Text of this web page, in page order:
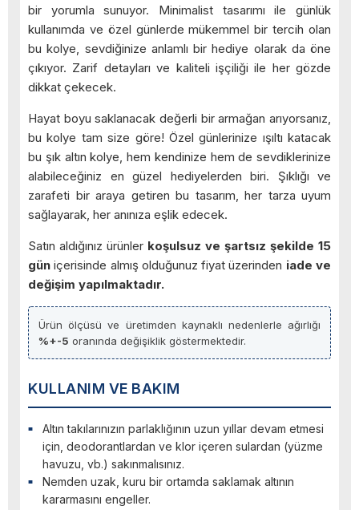
bir yorumla sunuyor. Minimalist tasarımı ile günlük
kullanımda ve özel günlerde mükemmel bir tercih olan
bu kolye, sevdiğinize anlamlı bir hediye olarak da öne
çıkıyor. Zarif detayları ve kaliteli işçiliği ile her gözde
dikkat çekecek.
Hayat boyu saklanacak değerli bir armağan arıyorsanız,
bu kolye tam size göre! Özel günlerinize ışıltı katacak
bu şık altın kolye, hem kendinize hem de sevdiklerinize
alabileceğiniz en güzel hediyelerden biri. Şıklığı ve
zarafeti bir araya getiren bu tasarım, her tarza uyum
sağlayarak, her anınıza eşlik edecek.
Satın aldığınız ürünler koşulsuz ve şartsız şekilde 15
gün içerisinde almış olduğunuz fiyat üzerinden iade ve
değişim yapılmaktadır.
Ürün ölçüsü ve üretimden kaynaklı nedenlerle ağırlığı
%+-5 oranında değişiklik göstermektedir.
KULLANIM VE BAKIM
Altın takılarınızın parlaklığının uzun yıllar devam etmesi
için, deodorantlardan ve klor içeren sulardan (yüzme
havuzu, vb.) sakınmalısınız.
Nemden uzak, kuru bir ortamda saklamak altının
kararmasını engeller.